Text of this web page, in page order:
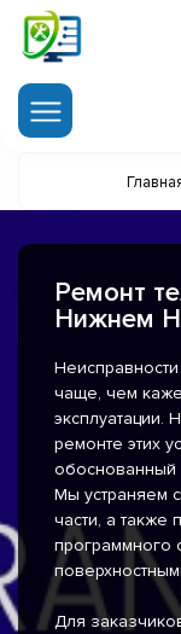
Ремонт
Нижнем
чаще, чем
эксплуатации.
ремонте этих
обоснованный
Мы устраняем
части, а также
программного
Для